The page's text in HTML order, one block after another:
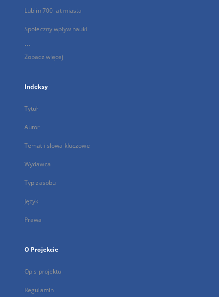
Lublin 700 lat miasta
Społeczny wpływ nauki
...
Zobacz więcej
Indeksy
Tytuł
Autor
Temat i słowa kluczowe
Wydawca
Typ zasobu
Język
Prawa
O Projekcie
Opis projektu
Regulamin